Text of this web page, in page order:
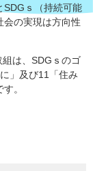
SDGｓ（持続可能
会の実現は方向性
は、SDGｓのゴ
」及び11「住み
。